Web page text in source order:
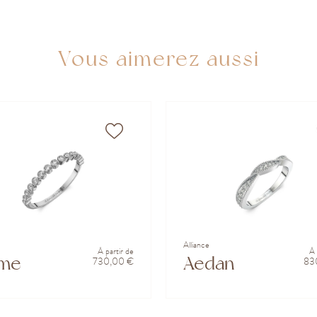
Vous aimerez aussi
À partir de
730,00 €
Alliance
Aedan
À